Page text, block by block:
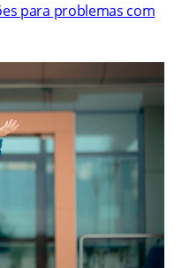
para problemas com